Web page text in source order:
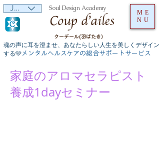
クーデール(羽ばたき）
魂の声に耳を澄ませ、あなたらしい人生を美しくデザイン
する🩵 メンタルヘルスケアの総合サポートサービス
ME
NU
JPY (¥) Soul Design Academy
家庭のアロマセラピスト
養成1dayセミナー